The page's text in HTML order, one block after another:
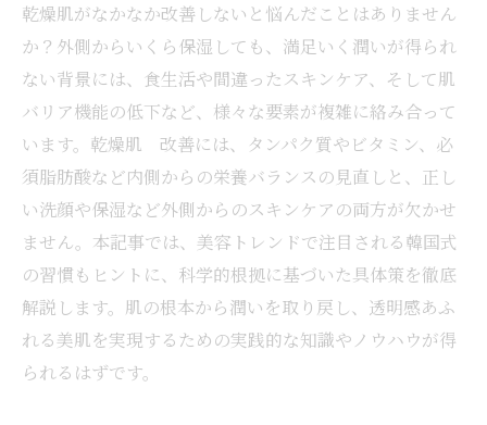
乾燥肌がなかなか改善しないと悩んだことはありません
か？外側からいくら保湿しても、満足いく潤いが得られ
ない背景には、食生活や間違ったスキンケア、そして肌
バリア機能の低下など、様々な要素が複雑に絡み合って
います。乾燥肌 改善には、タンパク質やビタミン、必
須脂肪酸など内側からの栄養バランスの見直しと、正し
い洗顔や保湿など外側からのスキンケアの両方が欠かせ
ません。本記事では、美容トレンドで注目される韓国式
の習慣もヒントに、科学的根拠に基づいた具体策を徹底
解説します。肌の根本から潤いを取り戻し、透明感あふ
れる美肌を実現するための実践的な知識やノウハウが得
られるはずです。